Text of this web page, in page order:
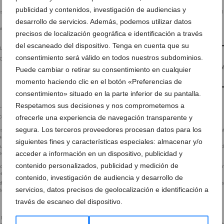
publicidad y contenidos, investigación de audiencias y
desarrollo de servicios. Además, podemos utilizar datos
precisos de localización geográfica e identificación a través
del escaneado del dispositivo. Tenga en cuenta que su
consentimiento será válido en todos nuestros subdominios.
Puede cambiar o retirar su consentimiento en cualquier
momento haciendo clic en el botón «Preferencias de
consentimiento» situado en la parte inferior de su pantalla.
Respetamos sus decisiones y nos comprometemos a
ofrecerle una experiencia de navegación transparente y
segura. Los terceros proveedores procesan datos para los
siguientes fines y características especiales: almacenar y/o
acceder a información en un dispositivo, publicidad y
contenido personalizados, publicidad y medición de
contenido, investigación de audiencia y desarrollo de
servicios, datos precisos de geolocalización e identificación a
través de escaneo del dispositivo.
– La
Postres caseros – La Cumbre
gambas de La Cumbre
Restaurante La Cumbre
Restaurante La Cumbre logo
Sorteo La Cumbre
con
Disfruta de un cóctel con vistas a la
piscina
Disfruta de un delicioso plato
carne en La Cumbre
en este
Pescado fresco cada día en La
Cumbre
Platos preparados con gran
y atención